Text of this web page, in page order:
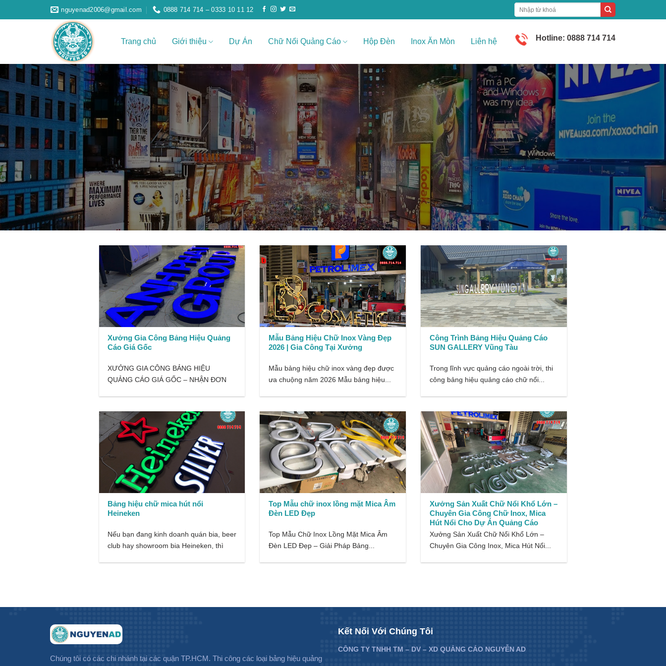
to
nguyenad2006@gmail.com 0888 714 714 – 0333 10 11 12
Trang chủ Giới thiệu Dự Án Chữ Nổi Quảng Cáo Hộp Đèn Inox Ăn Mòn Liên hệ Hotline: 0888 714 714
Xưởng Gia Công Bảng Hiệu Quảng
Cáo Giá Gốc
XƯỞNG GIA CÔNG BẢNG HIỆU
QUẢNG CÁO GIÁ GỐC – NHẬN ĐƠN
Mẫu Bảng Hiệu Chữ Inox Vàng Đẹp
2026 | Gia Công Tại Xưởng
Mẫu bảng hiệu chữ inox vàng đẹp được
ưa chuộng năm 2026 Mẫu bảng hiệu...
Công Trình Bảng Hiệu Quảng Cáo
SUN GALLERY Vũng Tàu
Trong lĩnh vực quảng cáo ngoài trời, thi
công bảng hiệu quảng cáo chữ nổi...
Bảng hiệu chữ mica hút nổi
Heineken
Nếu bạn đang kinh doanh quán bia, beer
club hay showroom bia Heineken, thì
Top Mẫu chữ inox lồng mặt Mica Âm
Đèn LED Đẹp
Top Mẫu Chữ Inox Lồng Mặt Mica Âm
Đèn LED Đẹp – Giải Pháp Bảng...
Xưởng Sản Xuất Chữ Nổi Khổ Lớn –
Chuyên Gia Công Chữ Inox, Mica
Hút Nổi Cho Dự Án Quảng Cáo
Xưởng Sản Xuất Chữ Nổi Khổ Lớn –
Chuyên Gia Công Inox, Mica Hút Nổi...
Chúng tôi có các chi nhánh tại các quận TP.HCM. Thi công các loại bảng hiệu quảng
Kết Nối Với Chúng Tôi
CÔNG TY TNHH TM – DV – XD QUẢNG CÁO NGUYỄN AD